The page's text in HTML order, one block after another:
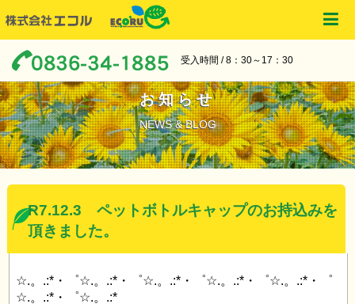
受入時間 / 8：30～17：30
お知らせ
NEWS & BLOG
R7.12.3 ペットボトルキャップのお持込みを
頂きました。
☆.。.:*・゜☆.。.:*・゜☆.。.:*・゜☆.。.:*・゜☆.。.:*・゜
☆.。.:*・゜☆.。.:*